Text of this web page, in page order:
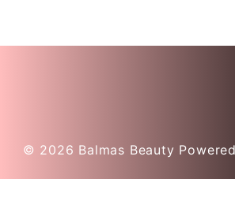
© 2026 Balmas Beauty